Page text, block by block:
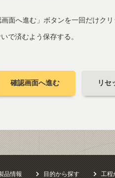
面へ進む」ボタンを一回だけク
で済むよう保存する。
確認画面へ進む リセ
品情報 目的から探す 工程